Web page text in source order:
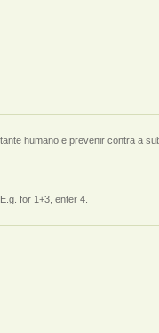
humano e prevenir contra a
for 1+3, enter 4.